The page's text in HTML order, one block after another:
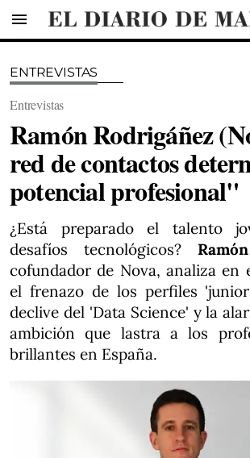
menu
ENTREVISTAS
Entrevistas
Ramón Rodrigáñez
red de contactos
potencial profesional"
¿Está preparado el talento
desafíos tecnológicos?
cofundador de Nova, analiza en
el frenazo de los perfiles
declive del 'Data Science' y la
ambición que lastra a los
brillantes en España.